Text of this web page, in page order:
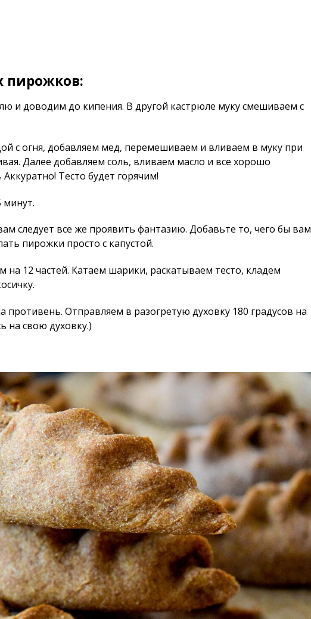
пирожков:
и доводим до кипения. В другой кастрюле муку смешиваем с
с огня, добавляем мед, перемешиваем и вливаем в муку при
Далее добавляем соль, вливаем масло и все хорошо
Тесто будет горячим!
минут.
следует все же проявить фантазию. Добавьте то, чего бы вам
пирожки просто с капустой.
на 12 частей. Катаем шарики, раскатываем тесто, кладем
Отправляем в разогретую духовку 180 градусов на
на свою духовку.)